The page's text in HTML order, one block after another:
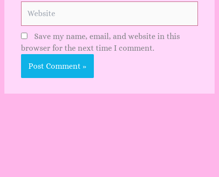
Save my name, email, and website in this
browser for the next time I comment.